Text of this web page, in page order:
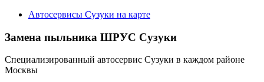
Автосервисы Сузуки на карте
Замена пыльника ШРУС Сузуки
Специализированный автосервис Сузуки в каждом районе
Москвы